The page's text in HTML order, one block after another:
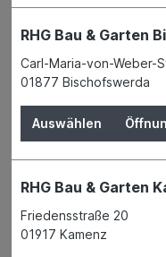
Der Preis wird
Zum Merkzettel
Verfügbarkeit
Verfügbar in 25 Filialen
RHG Bau & Garten
Carl-Maria-von-Weber-
01877 Bischofswerda
Auswählen
RHG Bau & Garten
Friedensstraße 20
01917 Kamenz